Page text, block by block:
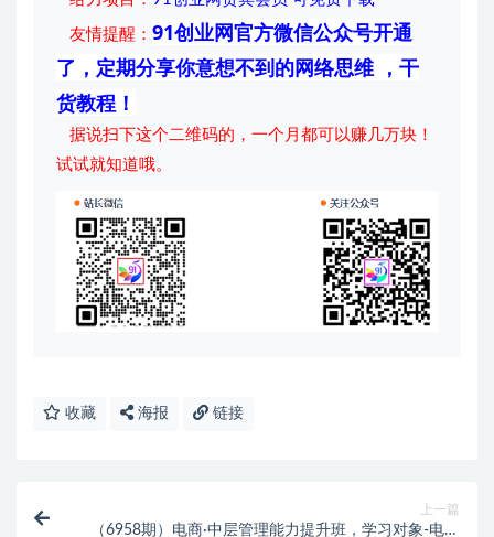
友情提醒： 91创业网官方微信公众号开通
了，定期分享你意想不到的网络思维 ，干
货教程！
据说扫下这个二维码的，一个月都可以赚几万块！
试试就知道哦。
收藏 海报 链接
上一篇
（6958期）电商·中层管理能力提升班，学习对象-电商